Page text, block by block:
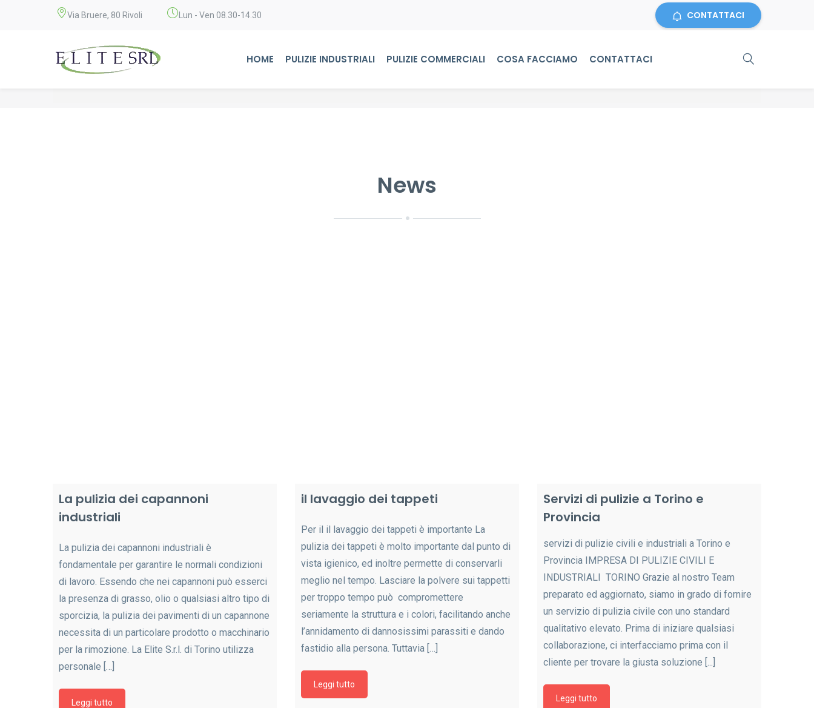
Via Bruere, 80 Rivoli Lun - Ven 08.30-14.30 CONTATTACI
HOME PULIZIE INDUSTRIALI PULIZIE COMMERCIALI COSA FACCIAMO CONTATTACI
News
La pulizia dei capannoni
industriali
La pulizia dei capannoni industriali è
fondamentale per garantire le normali condizioni
di lavoro. Essendo che nei capannoni può esserci
la presenza di grasso, olio o qualsiasi altro tipo di
sporcizia, la pulizia dei pavimenti di un capannone
necessita di un particolare prodotto o macchinario
per la rimozione. La Elite S.r.l. di Torino utilizza
personale […]
Leggi tutto
il lavaggio dei tappeti
Per il il lavaggio dei tappeti è importante La
pulizia dei tappeti è molto importante dal punto di
vista igienico, ed inoltre permette di conservarli
meglio nel tempo. Lasciare la polvere sui tappetti
per troppo tempo può compromettere
seriamente la struttura e i colori, facilitando anche
l’annidamento di dannosissimi parassiti e dando
fastidio alla persona. Tuttavia […]
Leggi tutto
Servizi di pulizie a Torino e
Provincia
servizi di pulizie civili e industriali a Torino e
Provincia IMPRESA DI PULIZIE CIVILI E
INDUSTRIALI TORINO Grazie al nostro Team
preparato ed aggiornato, siamo in grado di fornire
un servizio di pulizia civile con uno standard
qualitativo elevato. Prima di iniziare qualsiasi
collaborazione, ci interfacciamo prima con il
cliente per trovare la giusta soluzione [...]
Leggi tutto